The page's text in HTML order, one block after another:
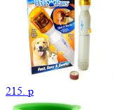
215. p